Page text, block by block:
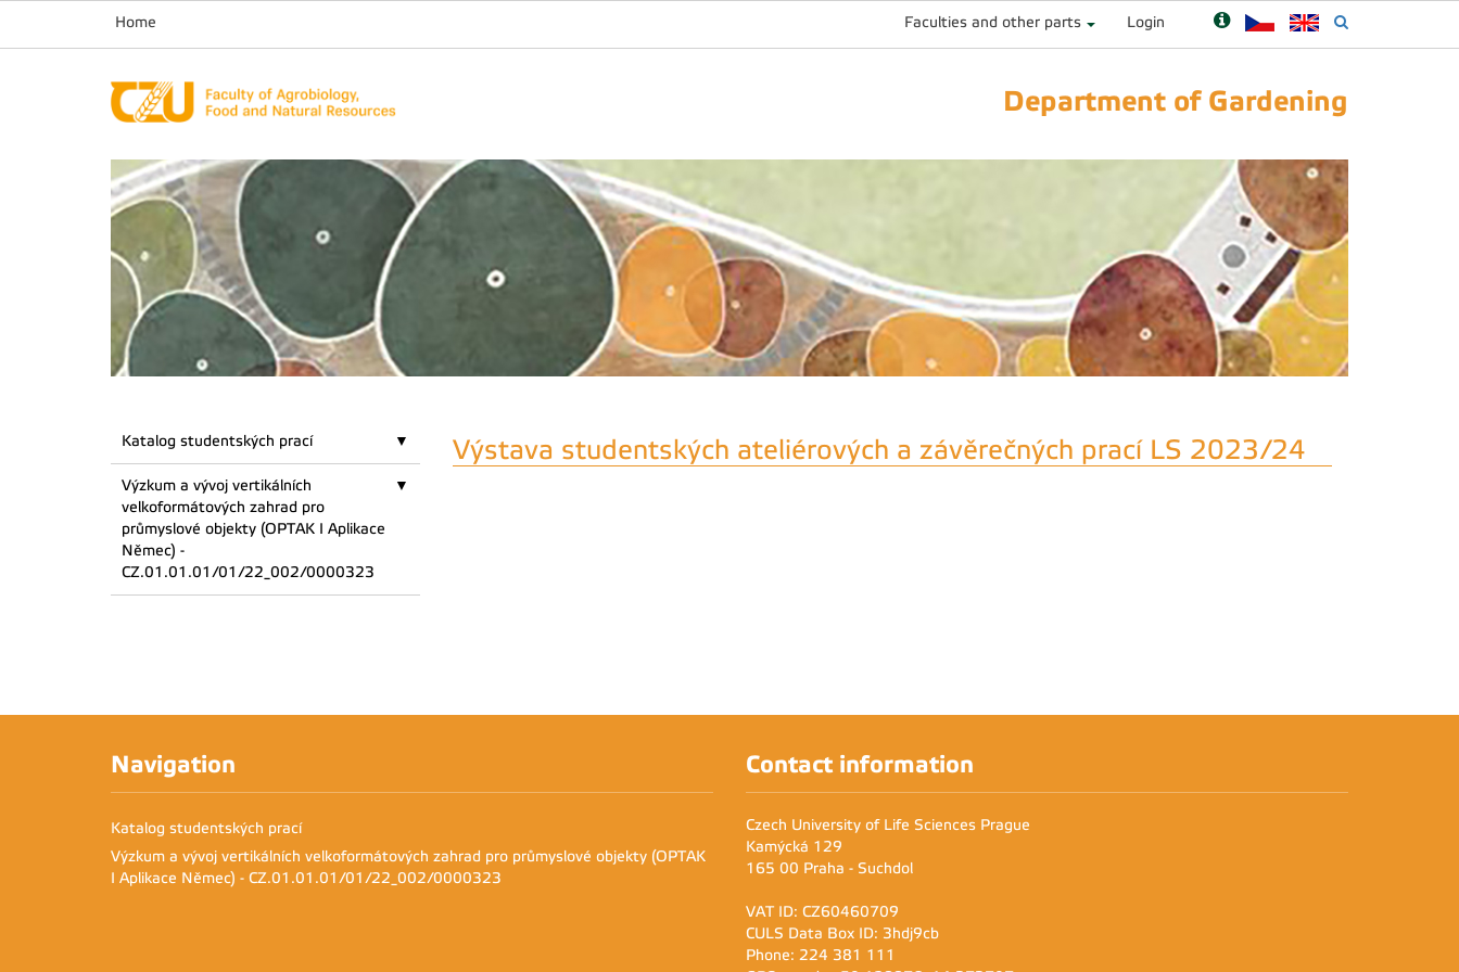
Home Faculties and other parts Login
Department of Gardening
Katalog studentských prací
Výzkum a vývoj vertikálních
velkoformátových zahrad pro
průmyslové objekty (OPTAK I Aplikace
Němec) -
CZ.01.01.01/01/22_002/0000323
Výstava studentských ateliérových a závěrečných prací LS 2023/24
Navigation
Katalog studentských prací
Výzkum a vývoj vertikálních velkoformátových zahrad pro průmyslové objekty (OPTAK
I Aplikace Němec) - CZ.01.01.01/01/22_002/0000323
Contact information
Czech University of Life Sciences Prague
Kamýcká 129
165 00 Praha - Suchdol
VAT ID: CZ60460709
CULS Data Box ID: 3hdj9cb
Phone: 224 381 111